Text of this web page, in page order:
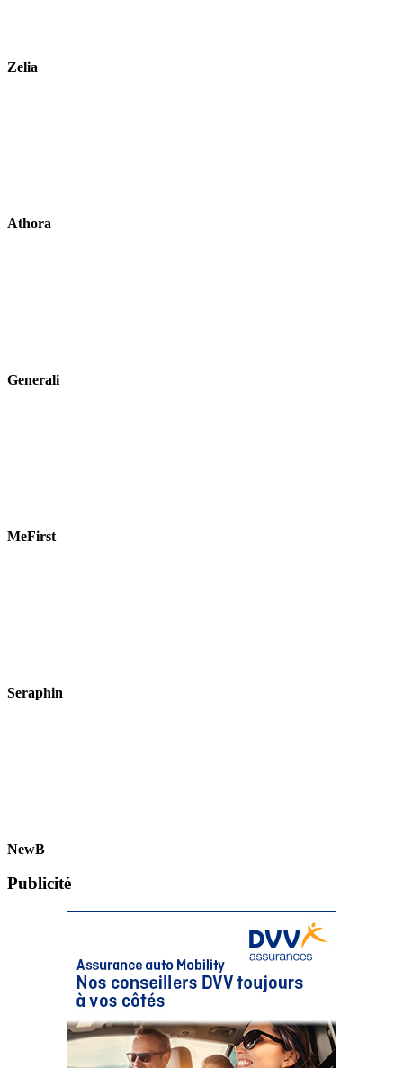
Zelia
Athora
Generali
MeFirst
Seraphin
NewB
Publicité